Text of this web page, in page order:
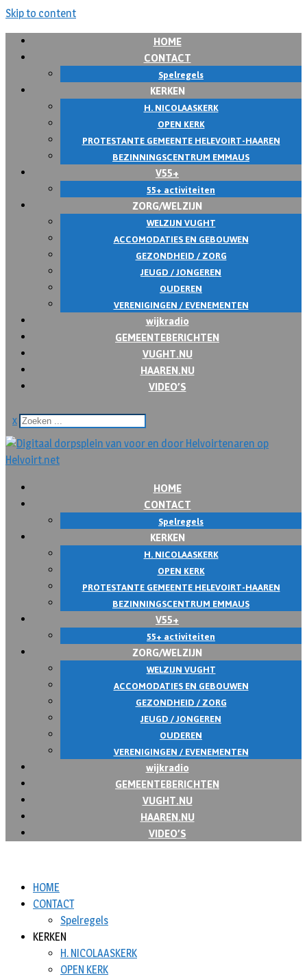
Skip to content
HOME
CONTACT
Spelregels
KERKEN
H. NICOLAASKERK
OPEN KERK
PROTESTANTE GEMEENTE HELEVOIRT-HAAREN
BEZINNINGSCENTRUM EMMAUS
V55+
55+ activiteiten
ZORG/WELZIJN
WELZIJN VUGHT
ACCOMODATIES EN GEBOUWEN
GEZONDHEID / ZORG
JEUGD / JONGEREN
OUDEREN
VERENIGINGEN / EVENEMENTEN
wijkradio
GEMEENTEBERICHTEN
VUGHT.NU
HAAREN.NU
VIDEO’S
x
HOME
CONTACT
Spelregels
KERKEN
H. NICOLAASKERK
OPEN KERK
PROTESTANTE GEMEENTE HELEVOIRT-HAAREN
BEZINNINGSCENTRUM EMMAUS
V55+
55+ activiteiten
ZORG/WELZIJN
WELZIJN VUGHT
ACCOMODATIES EN GEBOUWEN
GEZONDHEID / ZORG
JEUGD / JONGEREN
OUDEREN
VERENIGINGEN / EVENEMENTEN
wijkradio
GEMEENTEBERICHTEN
VUGHT.NU
HAAREN.NU
VIDEO’S
HOME
CONTACT
Spelregels
KERKEN
H. NICOLAASKERK
OPEN KERK